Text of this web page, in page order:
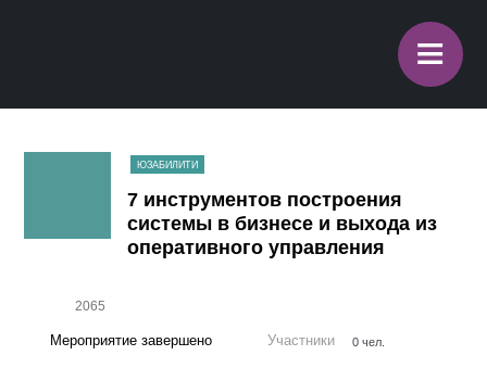
≡
ЮЗАБИЛИТИ
7 инструментов построения
системы в бизнесе и выхода из
оперативного управления
2065
Мероприятие завершено Участники 0 чел.